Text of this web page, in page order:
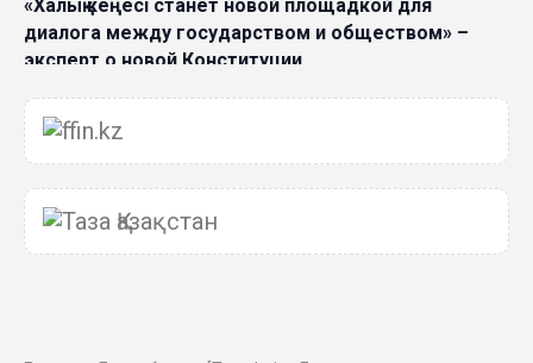
«Халық кеңесі станет новой площадкой для
диалога между государством и обществом» –
эксперт о новой Конституции
06 Авг. 2026 15:51
Главное значение новой Конституции –
приблизить государство к человеку –Жанара
Джигитекова